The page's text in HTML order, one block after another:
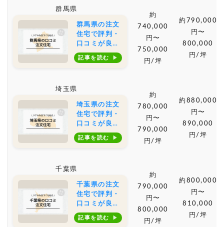
相場もご紹介
群馬県
群馬県の注文
住宅で評判・
口コミが良い
おすすめの建
築会社・工務
相場もご紹介
記事を読む
約
740,000
円〜
750,000
円/坪
約790,000
円〜
800,000
円/坪
埼玉県
埼玉県の注文
住宅で評判・
口コミが良い
おすすめの建
築会社・工務
相場もご紹介
記事を読む
約
780,000
円〜
790,000
円/坪
約880,000
円〜
890,000
円/坪
千葉県
千葉県の注文
住宅で評判・
口コミが良い
おすすめの建
築会社・工務
記事を読む
約
790,000
円〜
800,000
円/坪
約800,000
円〜
810,000
円/坪